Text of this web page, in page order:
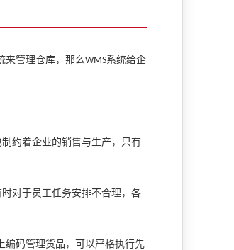
来管理仓库，那么WMS系统给企
约着企业的销售与生产，只有
对于员工任务安排不合理，各
编码管理货品，可以严格执行先